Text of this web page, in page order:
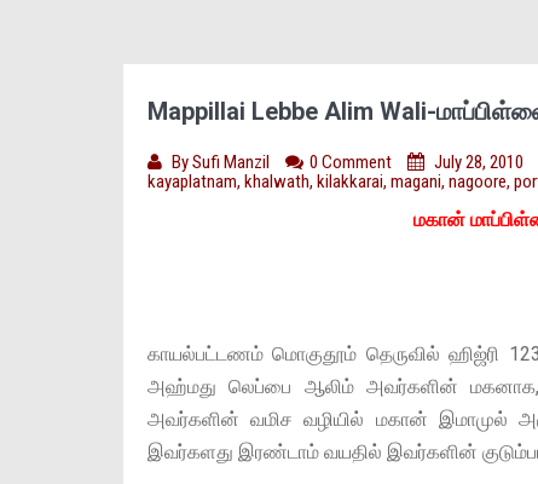
Mappillai Lebbe Alim Wali-
BySufi Manzil 0 Comment July 28, 2010
kayaplatnam, khalwath, kilakkarai, magani, nagoore,
மகான்
காயல்பட்டணம் மொகுதூம் தெருவில் ஹிஜ்ரி
அஹ்மது லெப்பை ஆலிம் அவர்களின் மகனாக,
அவர்களின் வமிச வழியில் மகான் இமாமுல்
இவர்களது இரண்டாம் வயதில் இவர்களின்